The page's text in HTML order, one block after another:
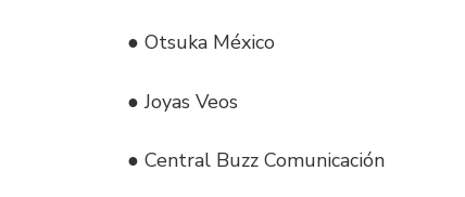
● Otsuka México
● Joyas Veos
● Central Buzz Comunicación